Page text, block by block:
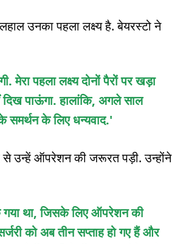
उनका पहला लक्ष्य है. बेयरस्टो ने
पहला लक्ष्य दोनों पैरों पर खड़ा
पाऊंगा. हालांकि, अगले साल
समर्थन के लिए धन्यवाद.'
से उन्हें ऑपरेशन की जरूरत पड़ी. उन्होंने
गया था, जिसके लिए ऑपरेशन की
को अब तीन सप्ताह हो गए हैं और